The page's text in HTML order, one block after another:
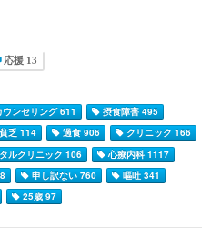
応援 13
ウンセリング 611
摂食障害 495
貧乏 114 過食 906
クリニック 166
ルクリニック 106
心療内科 1117
申し訳ない 760
嘔吐 341
25歳 97